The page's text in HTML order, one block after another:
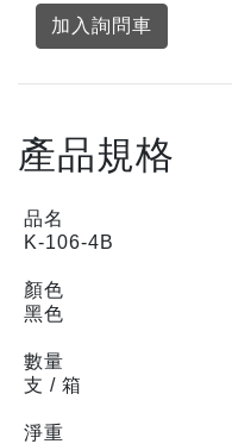
加入詢問車
產品規格
品名
K-106-4B
顏色
黑色
數量
支 / 箱
淨重